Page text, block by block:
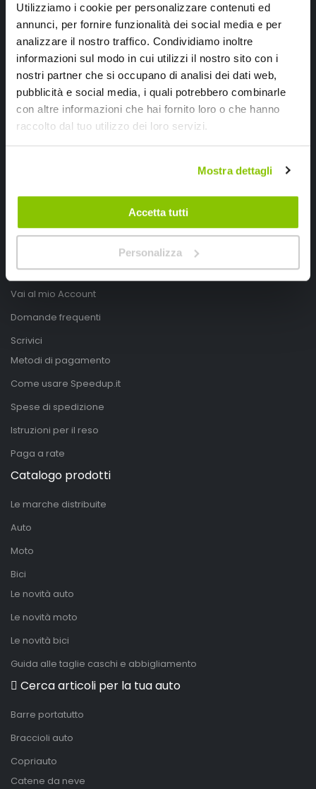
Utilizziamo i cookie per personalizzare contenuti ed
annunci, per fornire funzionalità dei social media e per
analizzare il nostro traffico. Condividiamo inoltre
informazioni sul modo in cui utilizzi il nostro sito con i
nostri partner che si occupano di analisi dei dati web,
pubblicità e social media, i quali potrebbero combinarle
con altre informazioni che hai fornito loro o che hanno
raccolto dal tuo utilizzo dei loro servizi.
Mostra dettagli
Accetta tutti
Personalizza
Nervesa della Battaglia
Treviso, Italy 31040
PIVA IT03490830266
Speedup.it by Trio Group
Telefono
0423.601555
Chi siamo
SpeedUp Magazine
Privacy Policy
Account
Vai al mio Account
Domande frequenti
Scrivici
Metodi di pagamento
Come usare Speedup.it
Spese di spedizione
Istruzioni per il reso
Paga a rate
Catalogo prodotti
Le marche distribuite
Auto
Moto
Bici
Le novità auto
Le novità moto
Le novità bici
Guida alle taglie caschi e abbigliamento
Cerca articoli per la tua auto
Barre portatutto
Braccioli auto
Copriauto
Catene da neve